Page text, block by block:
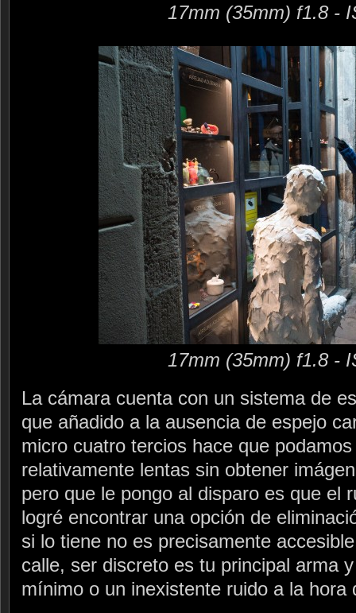
17mm (35mm) f1.8 -
17mm (35mm) f1.8 -
La cámara cuenta con un sistema de
que añadido a la ausencia de espejo
micro cuatro tercios hace que
relativamente lentas sin obtener
pero que le pongo al disparo es que el
logré encontrar una opción de
si lo tiene no es precisamente
calle, ser discreto es tu principal arma
mínimo o un inexistente ruido a la hora